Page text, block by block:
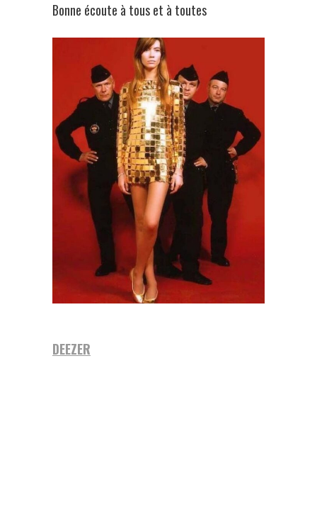
Bonne écoute à tous et à toutes
DEEZER